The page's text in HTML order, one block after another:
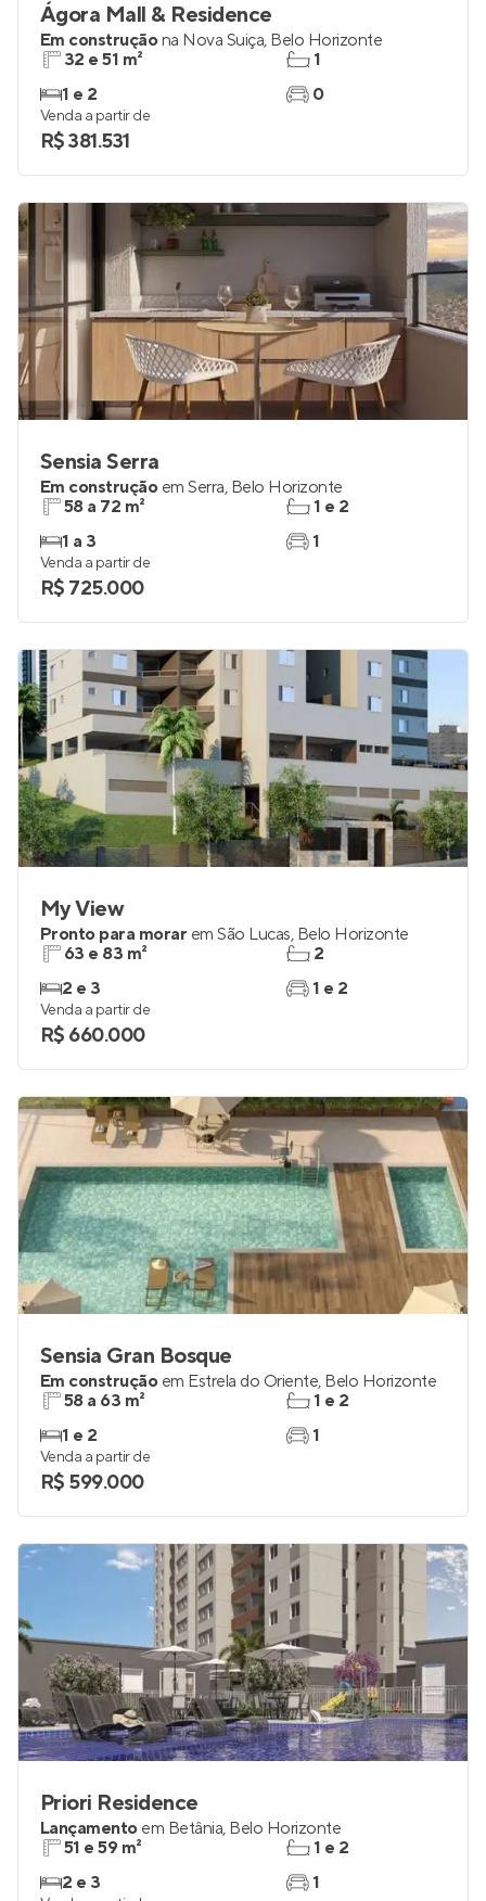
Ágora Mall & Residence
Em construçãona Nova Suiça, Belo Horizonte
32 e 51 m²
1 e 2
1
0
Venda a partir de
R$ 381.531
Sensia Serra
Em construção em Serra, Belo Horizonte
58 a 72 m²
1 a 3
1 e 2
1
Venda a partir de
R$ 725.000
My View
Pronto para morar em São Lucas, Belo Horizonte
63 e 83 m²
2 e 3
2
1 e 2
Venda a partir de
R$ 660.000
Sensia Gran Bosque
Em construção em Estrela do Oriente, Belo Horizonte
58 a 63 m²
1 e 2
1 e 2
1
Venda a partir de
R$ 599.000
Priori Residence
Lançamento em Betânia, Belo Horizonte
51 e 59 m²
2 e 3
1 e 2
1